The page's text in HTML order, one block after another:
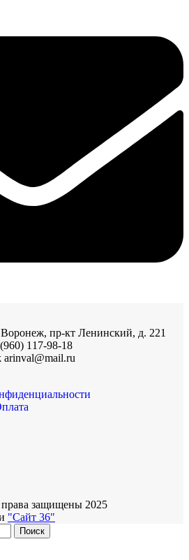
Воронеж, пр-кт Ленинский, д. 221
117-98-18
arinval@mail.ru
защищены 2025
"Сайт 36"
Поиск